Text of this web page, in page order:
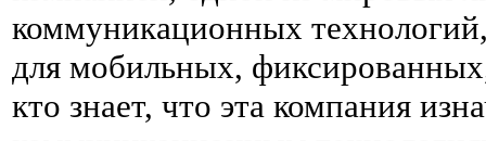
коммуникационных
для мобильных,
кто знает, что эта компания